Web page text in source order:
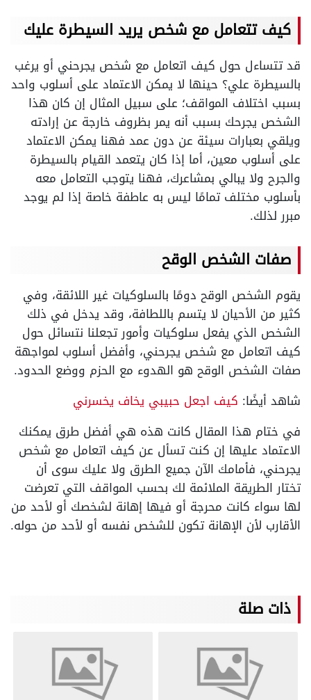
كيف تتعامل مع شخص يريد السيطرة عليك
قد تتساءل حول كيف اتعامل مع شخص يجرحني أو يرغب
بالسيطرة علي؟ حينها لا يمكن الاعتماد على أسلوب واحد
بسبب اختلاف المواقف؛ على سبيل المثال إن كان هذا
الشخص يجرحك بسبب أنه يمر بظروف خارجة عن إرادته
ويلقي بعبارات سيئة عن دون عمد فهنا يمكن الاعتماد
على أسلوب معين، أما إذا كان يتعمد القيام بالسيطرة
والجرح ولا يبالي بمشاعرك، فهنا يتوجب التعامل معه
بأسلوب مختلف تمامًا ليس به عاطفة خاصة إذا لم يوجد
مبرر لذلك.
صفات الشخص الوقح
يقوم الشخص الوقح دومًا بالسلوكيات غير اللائقة، وفي
كثير من الأحيان لا يتسم باللطافة، وقد يدخل في ذلك
الشخص الذي يفعل سلوكيات وأمور تجعلنا نتسائل حول
كيف اتعامل مع شخص يجرحني، وأفضل أسلوب لمواجهة
صفات الشخص الوقح هو الهدوء مع الحزم ووضع الحدود.
شاهد أيضًا: كيف اجعل حبيبي يخاف يخسرني
في ختام هذا المقال كانت هذه هي أفضل طرق يمكنك
الاعتماد عليها إن كنت تسأل عن كيف اتعامل مع شخص
يجرحني، فأمامك الآن جميع الطرق ولا عليك سوى أن
تختار الطريقة الملائمة لك بحسب المواقف التي تعرضت
لها سواء كانت محرجة أو فيها إهانة لشخصك أو لأحد من
الأقارب لأن الإهانة تكون للشخص نفسه أو لأحد من حوله.
ذات صلة